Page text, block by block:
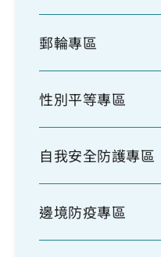
郵輪專區
性別平等專區
自我安全防護專區
邊境防疫專區